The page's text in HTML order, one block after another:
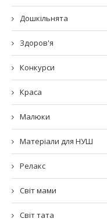
Дошкільнята
Здоров'я
Конкурси
Краса
Малюки
Матеріали для НУШ
Релакс
Світ мами
Світ тата